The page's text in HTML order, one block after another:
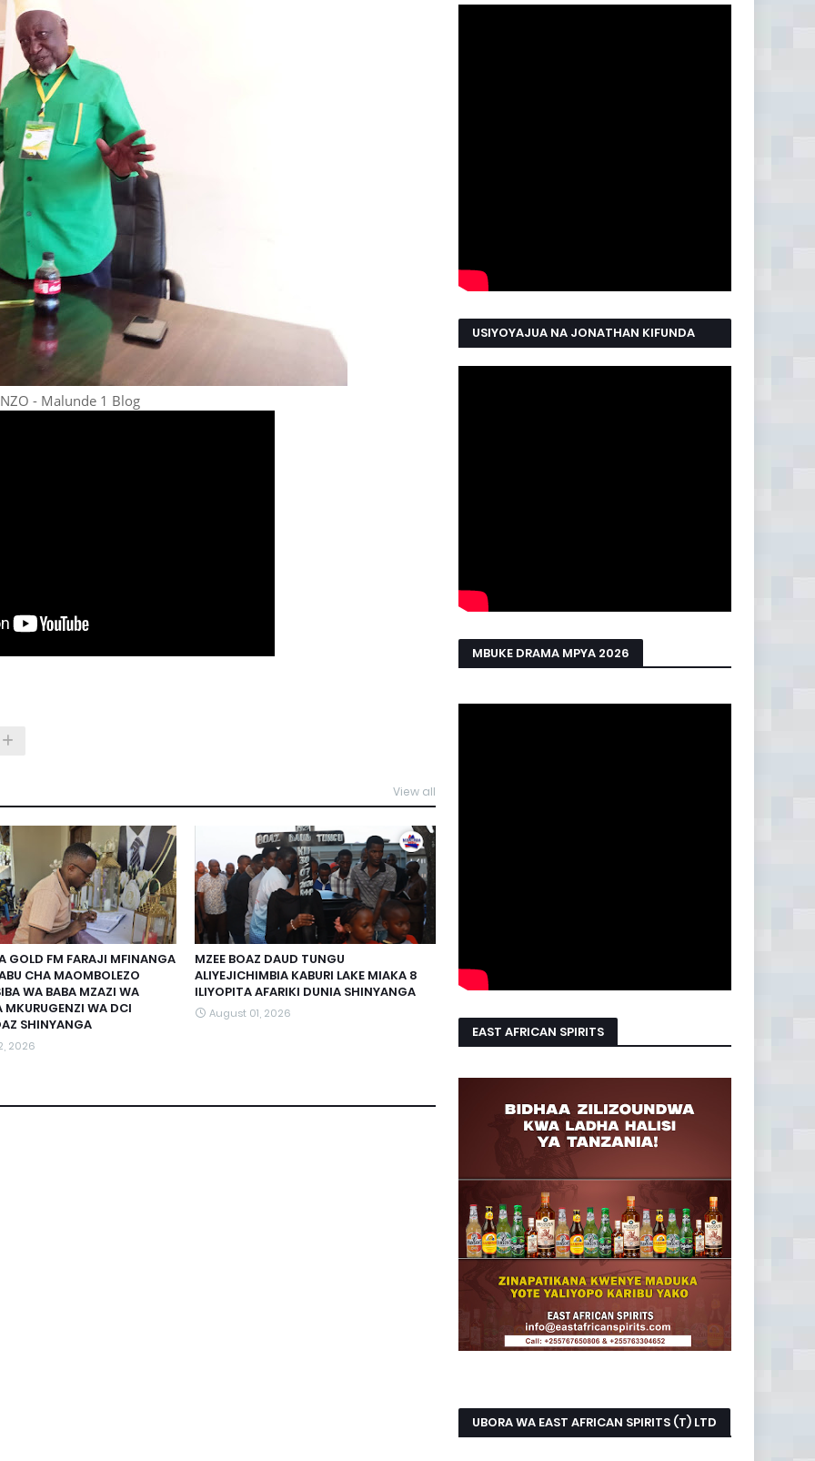
- Malunde 1 Blog
View all
GOLD FM FARAJI MFINANGA
CHA MAOMBOLEZO
WA BABA MZAZI WA
MKURUGENZI WA DCI
SHINYANGA
2026
MZEE BOAZ DAUD TUNGU
ALIYEJICHIMBIA KABURI LAKE MIAKA 8
ILIYOPITA AFARIKI DUNIA SHINYANGA
August 01, 2026
USIYOYAJUA NA JONATHAN KIFUNDA
MANYAMA
MBUKE DRAMA MPYA 2026
EAST AFRICAN SPIRITS
UBORA WA EAST AFRICAN SPIRITS (T) LTD